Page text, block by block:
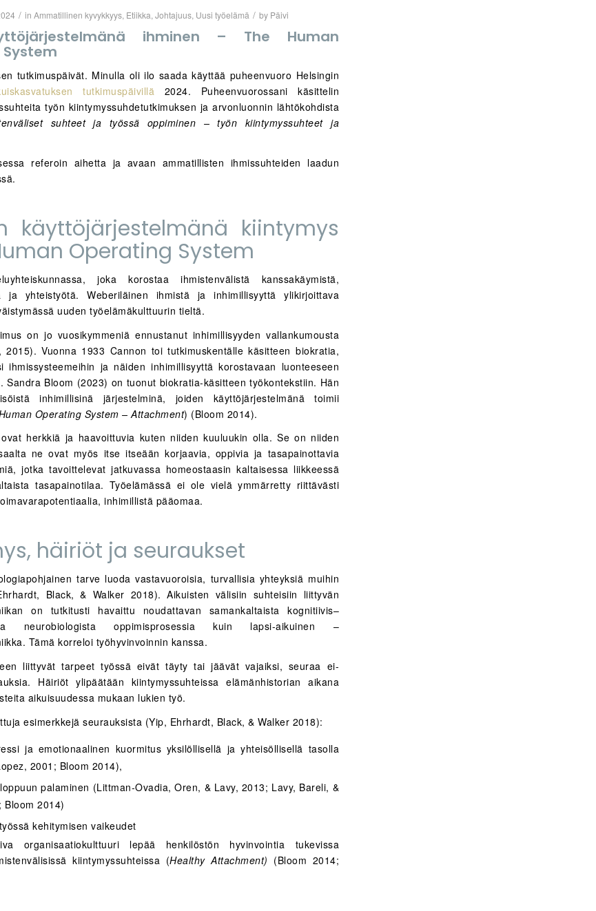
/ in Ammatillinen kyvykkyys, Etiikka, Johtajuus, Uusi työelämä / by Päivi
ihminen – The Human
tutkimuspäivät. Minulla oli ilo saada käyttää puheenvuoro Helsingin
tutkimuspäivillä 2024. Puheenvuorossani käsittelin
työn kiintymyssuhdetutkimuksen ja arvonluonnin lähtökohdista
suhteet ja työssä oppiminen – työn kiintymyssuhteet ja
referoin aihetta ja avaan ammatillisten ihmissuhteiden laadun
käyttöjärjestelmänä kiintymys
Operating System
joka korostaa ihmistenvälistä kanssakäymistä,
ja yhteistyötä. Weberiläinen ihmistä ja inhimillisyyttä ylikirjoittava
uuden työelämäkulttuurin tieltä.
on jo vuosikymmeniä ennustanut inhimillisyyden vallankumousta
2015). Vuonna 1933 Cannon toi tutkimuskentälle käsitteen biokratia,
ihmissysteemeihin ja näiden inhimillisyyttä korostavaan luonteeseen
Sandra Bloom (2023) on tuonut biokratia-käsitteen työkontekstiin. Hän
inhimillisinä järjestelminä, joiden käyttöjärjestelmänä toimii
Operating System – Attachment) (Bloom 2014).
ovat herkkiä ja haavoittuvia kuten niiden kuuluukin olla. Se on niiden
ne ovat myös itse itseään korjaavia, oppivia ja tasapainottavia
jotka tavoittelevat jatkuvassa homeostaasin kaltaisessa liikkeessä
tasapainotilaa. Työelämässä ei ole vielä ymmärretty riittävästi
inhimillistä pääomaa.
häiriöt ja seuraukset
tarve luoda vastavuoroisia, turvallisia yhteyksiä muihin
Black, & Walker 2018). Aikuisten välisiin suhteisiin liittyvän
on tutkitusti havaittu noudattavan samankaltaista kognitiivis–
neurobiologista oppimisprosessia kuin lapsi-aikuinen –
Tämä korreloi työhyvinvoinnin kanssa.
liittyvät tarpeet työssä eivät täyty tai jäävät vajaiksi, seuraa ei-
Häiriöt ylipäätään kiintymyssuhteissa elämänhistorian aikana
aikuisuudessa mukaan lukien työ.
esimerkkejä seurauksista (Yip, Ehrhardt, Black, & Walker 2018):
ja emotionaalinen kuormitus yksilöllisellä ja yhteisöllisellä tasolla
2001; Bloom 2014),
palaminen (Littman‐Ovadia, Oren, & Lavy, 2013; Lavy, Bareli, &
Bloom 2014)
kehitymisen vaikeudet
organisaatiokulttuuri lepää henkilöstön hyvinvointia tukevissa
kiintymyssuhteissa (Healthy Attachment) (Bloom 2014;